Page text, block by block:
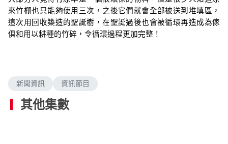
來竹棚也只能夠使用三次，之後它們就會全部被送到堆填區，
這次用回收築造的聖誕樹，在聖誕過後也會被循環再造成為傢
俱和用以耕種的竹碎，令循環過程更加完整！
新聞資訊 資訊節目
其他集數